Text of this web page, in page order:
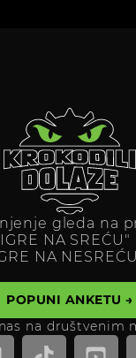
gleda na
NA SREĆU"
NA
POPUNI ANKETU →
na društvenim